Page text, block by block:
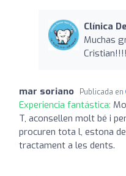
Clínica
Muchas
Cristian!!!!
mar soriano Publicada en
Experiencia fantástica:
T, aconsellen molt bé i
procuren tota l, estona
tractament a les dents.